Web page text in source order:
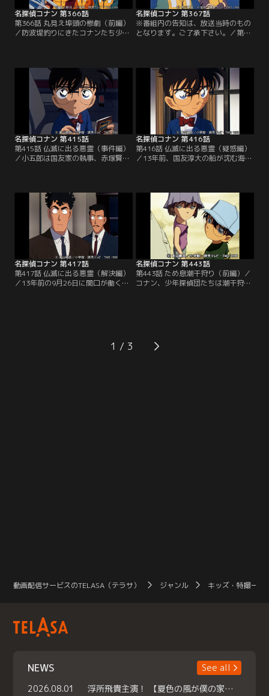
名探偵コナン 第366話
第366話 丸見え埠頭の惨劇（前編）
／防波堤釣りにきたコナンたち少年
は3時間後に迎えにくると言って戻
っていった。 昼過ぎになって釣り船
が迎えにきたとき、江尻の竿に当た
りがあり、海の中に引き込まれてい
く。慌てて井田が江尻の側に駆け寄
ると…。
名探偵コナン 第367話
※番組内の告知は、放送当時のもの
となります。ご了承下さい。／第
合う。だが、そのうちの1人、江尻
が倒れてしまい病院に運ばれる。ま
もなく、病院の阿笠博士から連絡が
入る。江尻の左手首に引っかかれた
傷跡のようなものがあり…。
名探偵コナン 第415話
第415話 仏滅に出る悪霊（事件編）
／小五郎は国友家の執事、赤塚賢造
があり、全て4日に起きているとい
う。夜、コナンらはこれまで起きた
5つの事件について話し合い、4日は
全て仏滅だった事に気付く。しかも
明日の10月4日は仏滅だった。
名探偵コナン 第416話
第416話 仏滅に出る悪霊（疑惑編）
／13年前、国友淳大の船が沈む海難
にも会わないと部屋に籠ってしま
う。その直後に淳大の苦しむ声が聞
こえる。部屋の中には左手を伸ばし
たまま息絶えている淳大の姿。足元
には薬の瓶と薬を踏み潰した後が残
っていた。
名探偵コナン 第417話
第417話 仏滅に出る悪霊（解決編）
／13年前の9月26日に関口が働く会
ルックのパジャマを購入した事をコ
ナンに告げる。蘭の言葉にコナンは
名探偵コナン 第443話
第443話 ため息潮干狩り（前編）／
コナン、少年探偵団たちは潮干狩り
牛込の元にやってくる。突然、八島
は帰ろうと提案。元太らは4人の後
1
動画配信サービスのTELASA（テラサ） ジャンル キッズ・特撮一覧
NEWS
See all
2026.08.01
浮所飛貴主演！ 【夏色の風が僕の家にやってきた】 本日よりテラサで独占配信スタート！